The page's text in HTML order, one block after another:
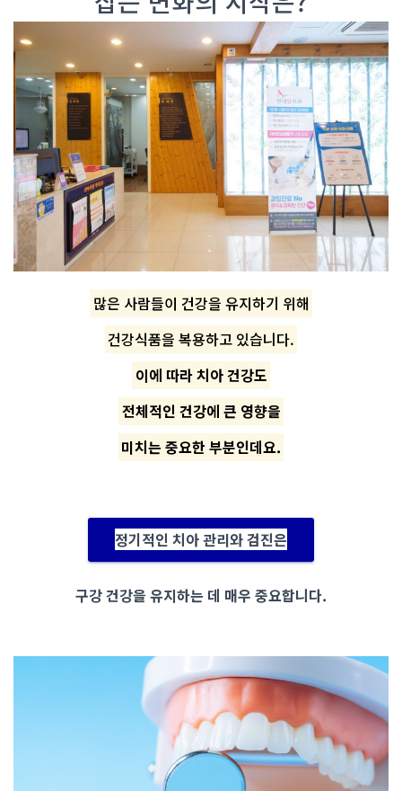
많은 사람들이 건강을 유지하기 위해
건강식품을 복용하고 있습니다.
이에 따라 치아 건강도
전체적인 건강에 큰 영향을
미치는 중요한 부분인데요.
정기적인 치아 관리와 검진은
구강 건강을 유지하는 데 매우 중요합니다.